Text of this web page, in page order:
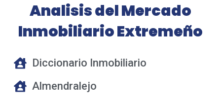
Analisis del Mercado
Inmobiliario Extremeño
Diccionario Inmobiliario
Almendralejo